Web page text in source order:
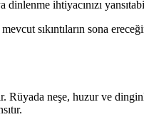
dinlenme ihtiyacınızı
sıkıntıların sona
neşe, huzur ve